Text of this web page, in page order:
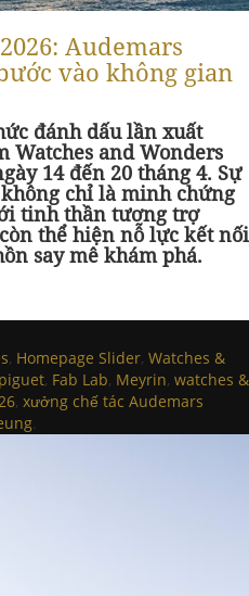
Audemars
vào không gian
đánh dấu lần xuất
and Wonders
14 đến 20 tháng 4. Sự
chỉ là minh chứng
tinh thần tương trợ
thể hiện nỗ lực kết nối
say mê khám phá.
, Homepage Slider, Watches &
, Fab Lab, Meyrin, watches &
, xưởng chế tác Audemars
.